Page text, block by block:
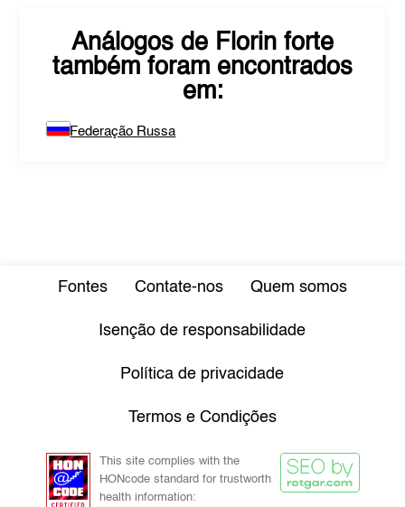
Análogos de Florin forte
também foram encontrados
em:
Federação Russa
Fontes Contate-nos Quem somos
Isenção de responsabilidade
Política de privacidade
Termos e Condições
This site complies with the
HONcode standard for trustworth
health information: